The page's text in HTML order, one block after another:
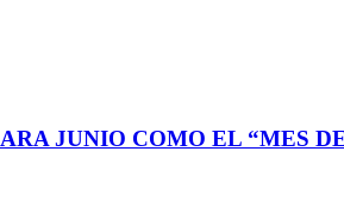
JUNIO COMO EL “MES